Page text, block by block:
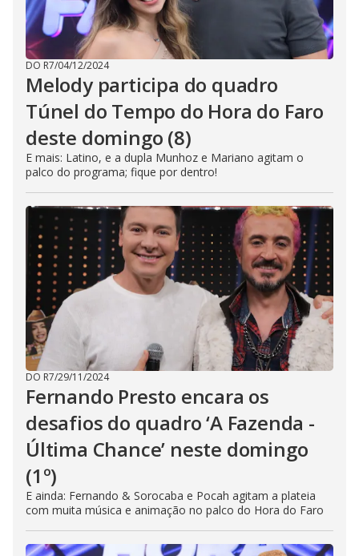
DO R7/04/12/2024
Melody participa do quadro
Túnel do Tempo do Hora do Faro
deste domingo (8)
E mais: Latino, e a dupla Munhoz e Mariano agitam o
palco do programa; fique por dentro!
DO R7/29/11/2024
Fernando Presto encara os
desafios do quadro ‘A Fazenda -
Última Chance’ neste domingo
(1º)
E ainda: Fernando & Sorocaba e Pocah agitam a plateia
com muita música e animação no palco do Hora do Faro